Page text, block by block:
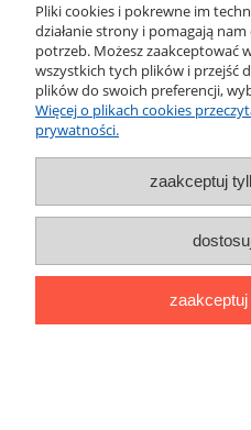
O
Sklep
Pliki cookies i pokrewne im
działanie strony i pomagają
potrzeb. Możesz zaakceptować
wszystkich tych plików i przejść
plików do swoich preferencji,
Więcej o plikach cookies
prywatności.
zaakceptuj